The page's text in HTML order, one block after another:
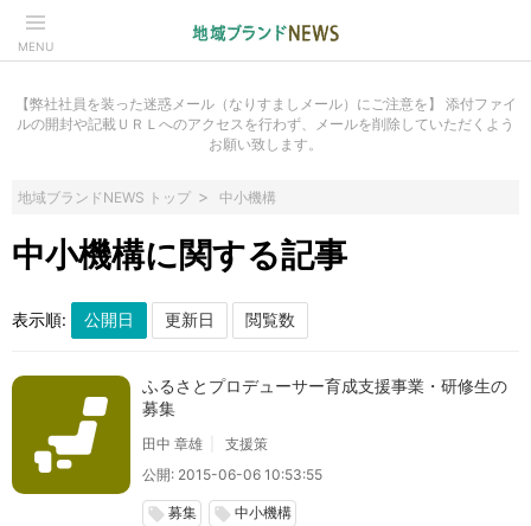
MENU
【弊社社員を装った迷惑メール（なりすましメール）にご注意を】 添付ファイ
ルの開封や記載ＵＲＬへのアクセスを行わず、メールを削除していただくよう
お願い致します。
地域ブランドNEWS トップ 中小機構
中小機構に関する記事
表示順:
ふるさとプロデューサー育成支援事業・研修生の
募集
田中 章雄
支援策
公開: 2015-06-06 10:53:55
local_offer 募集 local_offer 中小機構